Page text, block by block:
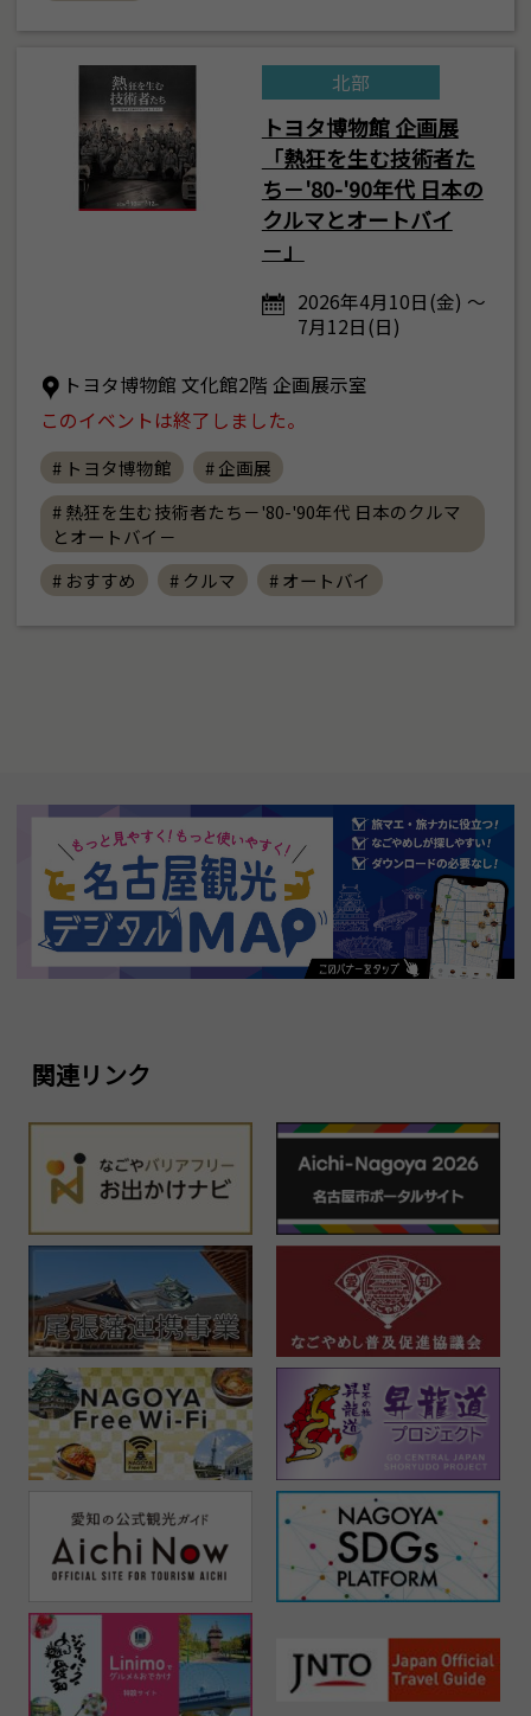
北部
トヨタ博物館 企画展
「熱狂を生む技術者た
ち－'80-'90年代 日本の
クルマとオートバイ
－」
2026年4月10日(金) ～
7月12日(日)
トヨタ博物館 文化館2階 企画展示室
このイベントは終了しました。
# トヨタ博物館
# 企画展
# 熱狂を生む技術者たち－'80-'90年代 日本のクルマ
とオートバイ－
# おすすめ
# クルマ # オートバイ
関連リンク